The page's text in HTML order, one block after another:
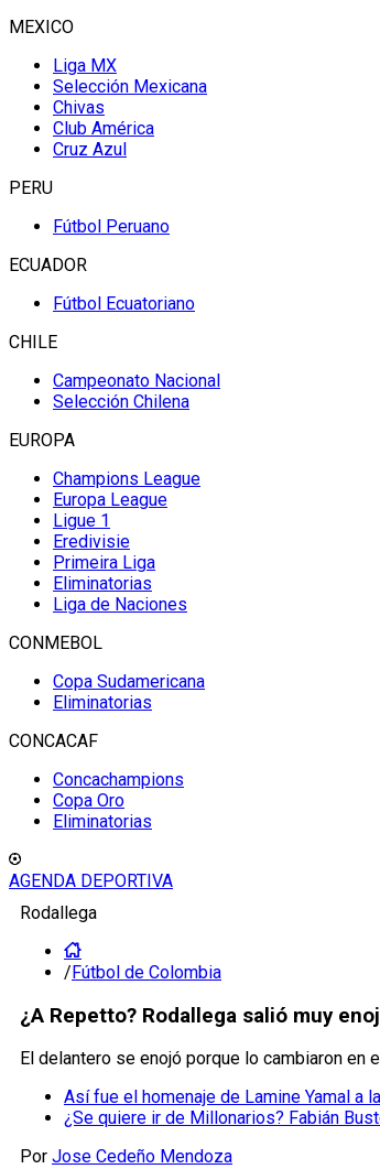
MEXICO
Liga MX
Selección Mexicana
Chivas
Club América
Cruz Azul
PERU
Fútbol Peruano
ECUADOR
Fútbol Ecuatoriano
CHILE
Campeonato Nacional
Selección Chilena
EUROPA
Champions League
Europa League
Ligue 1
Eredivisie
Primeira Liga
Eliminatorias
Liga de Naciones
CONMEBOL
Copa Sudamericana
Eliminatorias
CONCACAF
Concachampions
Copa Oro
Eliminatorias
AGENDA DEPORTIVA
Rodallega
/Fútbol de Colombia
¿A Repetto? Rodallega salió muy
El delantero se enojó porque lo cambiaron
Así fue el homenaje de Lamine Yamal a
¿Se quiere ir de Millonarios? Fabián
Por Jose Cedeño Mendoza